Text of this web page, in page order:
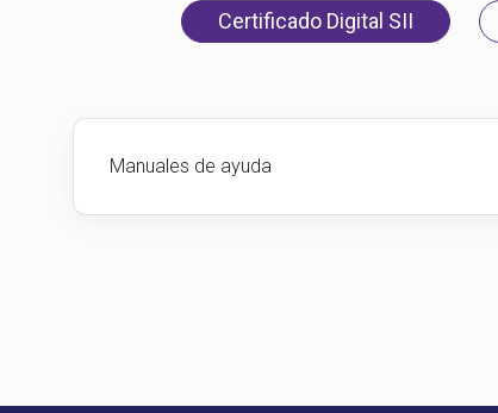
Certificado Digital SII
Manuales de ayuda